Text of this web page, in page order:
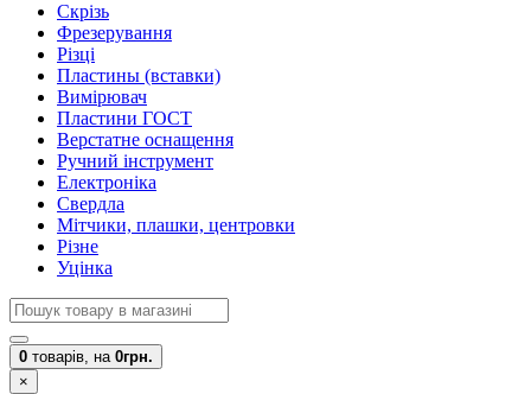
Скрізь
Фрезерування
Різці
Пластины (вставки)
Вимірювач
Пластини ГОСТ
Верстатне оснащення
Ручний інструмент
Електроніка
Свердла
Мітчики, плашки, центровки
Різне
Уцінка
0 товарів, на 0грн.
×